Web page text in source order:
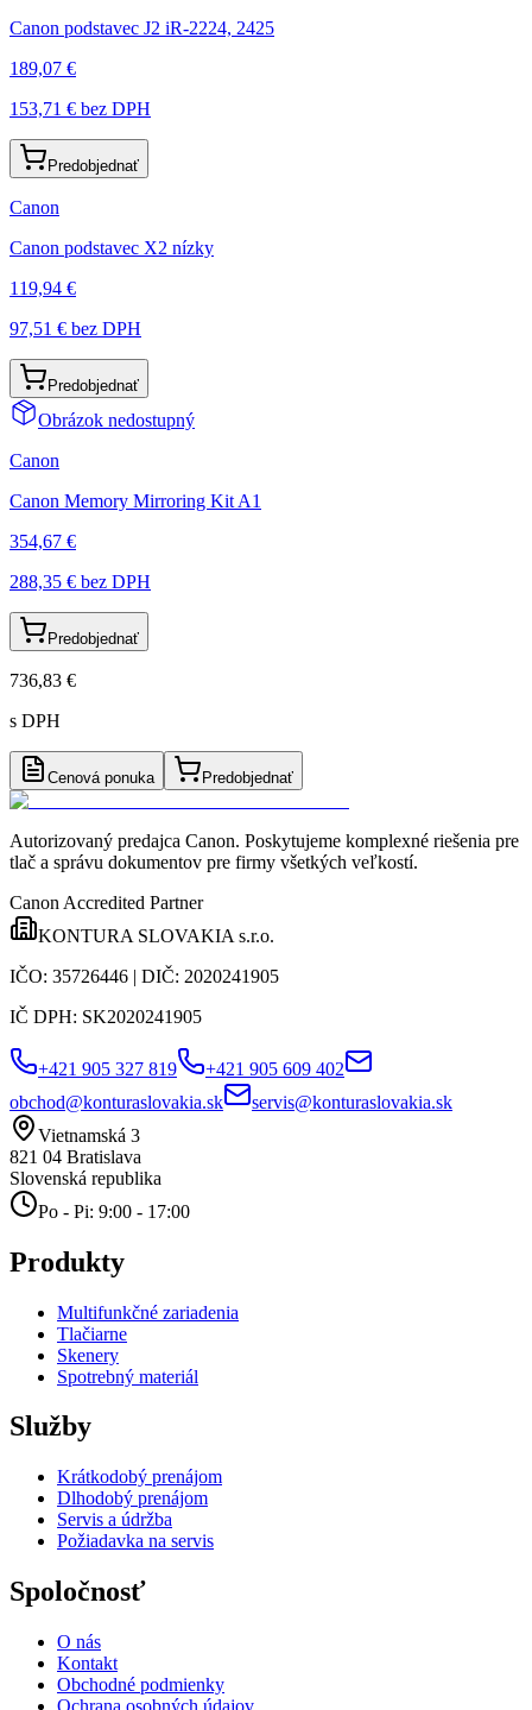
Canon podstavec J2 iR-2224, 2425
189,07 €
153,71 € bez DPH
Predobjednať
Canon
Canon podstavec X2 nízky
119,94 €
97,51 € bez DPH
Predobjednať
Obrázok nedostupný
Canon
Canon Memory Mirroring Kit A1
354,67 €
288,35 € bez DPH
Predobjednať
736,83 €
s DPH
Cenová ponuka Predobjednať
Autorizovaný predajca Canon. Poskytujeme komplexné riešenia pre
tlač a správu dokumentov pre firmy všetkých veľkostí.
Canon Accredited Partner
KONTURA SLOVAKIA s.r.o.
IČO: 35726446 | DIČ: 2020241905
IČ DPH: SK2020241905
+421 905 327 819
+421 905 609 402
obchod@konturaslovakia.sk
servis@konturaslovakia.sk
Vietnamská 3
821 04 Bratislava
Slovenská republika
Po - Pi: 9:00 - 17:00
Produkty
Multifunkčné zariadenia
Tlačiarne
Skenery
Spotrebný materiál
Služby
Krátkodobý prenájom
Dlhodobý prenájom
Servis a údržba
Požiadavka na servis
Spoločnosť
O nás
Kontakt
Obchodné podmienky